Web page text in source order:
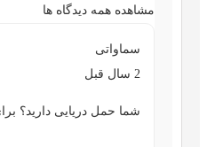
مشاهده همه دیدگاه ها
سماواتی
2 سال قبل
شما حمل دریایی دارید؟